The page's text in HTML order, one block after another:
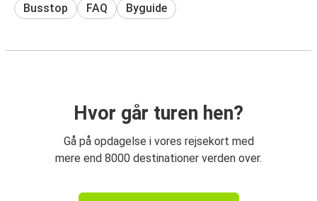
Busstop FAQ Byguide
Hvor går turen hen?
Gå på opdagelse i vores rejsekort med
mere end 8000 destinationer verden over.